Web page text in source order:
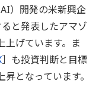
）開発の米新興企
と発表したアマゾ
上げています。ま
］も投資判断と目標
となっています。